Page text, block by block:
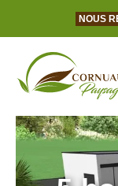
NOUS